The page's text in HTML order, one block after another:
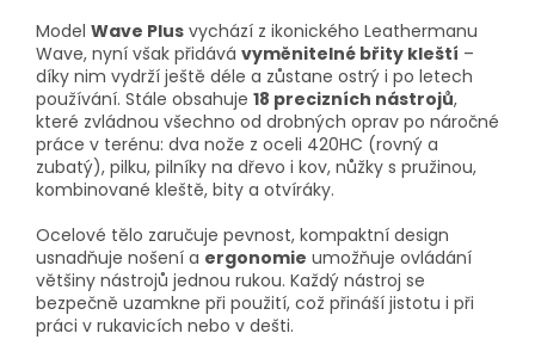
Model Wave Plus vychází z ikonického Leathermanu
Wave, nyní však přidává vyměnitelné břity kleští –
díky nim vydrží ještě déle a zůstane ostrý i po letech
používání. Stále obsahuje 18 precizních nástrojů,
které zvládnou všechno od drobných oprav po náročné
práce v terénu: dva nože z oceli 420HC (rovný a
zubatý), pilku, pilníky na dřevo i kov, nůžky s pružinou,
kombinované kleště, bity a otvíráky.
Ocelové tělo zaručuje pevnost, kompaktní design
usnadňuje nošení a ergonomie umožňuje ovládání
většiny nástrojů jednou rukou. Každý nástroj se
bezpečně uzamkne při použití, což přináší jistotu i při
práci v rukavicích nebo v dešti.